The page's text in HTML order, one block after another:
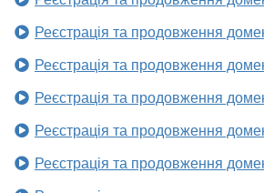
Реєстрація та продовження
Реєстрація та продовження
Реєстрація та продовження
Реєстрація та продовження
Реєстрація та продовження